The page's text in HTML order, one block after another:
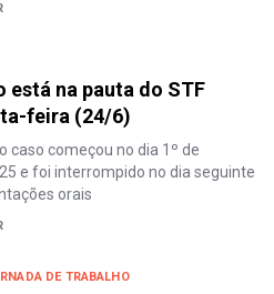
está na pauta do STF
feira (24/6)
caso começou no dia 1º de
e foi interrompido no dia seguinte
orais
DE TRABALHO